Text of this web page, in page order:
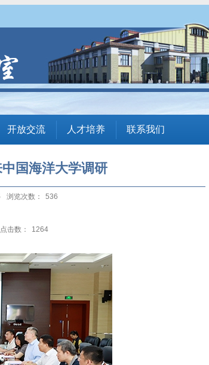
开放交流 人才培养 联系我们
国海洋大学调研
浏览次数： 536
点击数： 1264